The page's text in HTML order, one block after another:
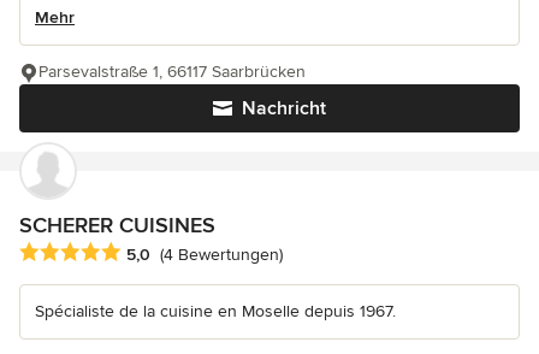
Mehr
Nachricht
Parsevalstraße 1, 66117 Saarbrücken
SCHERER CUISINES
Durchschnittliche Bewertung: 5 von 5 Sternen
5,0 (4 Bewertungen)
Spécialiste de la cuisine en Moselle depuis 1967.